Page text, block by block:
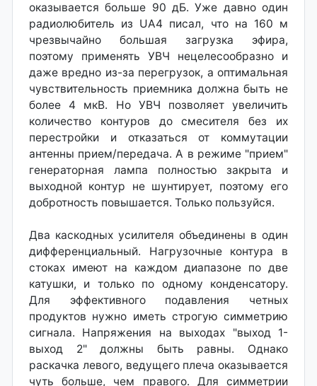
оказывается больше 90 дБ. Уже давно один
радиолюбитель из UA4 писал, что на 160 м
чрезвычайно большая загрузка эфира,
поэтому применять УВЧ нецелесообразно и
даже вредно из-за перегрузок, а оптимальная
чувствительность приемника должна быть не
более 4 мкВ. Но УВЧ позволяет увеличить
количество контуров до смесителя без их
перестройки и отказаться от коммутации
антенны прием/передача. А в ре­жиме "прием"
генераторная лампа полностью закрыта и
выходной контур не шунтирует, поэтому его
добротность повышается. Только пользуйся.
Два каскодных усилителя объединены в один
дифференциальный. Нагрузочные контура в
стоках имеют на каждом диапазоне по две
катушки, и только по одному конденсатору.
Для эффективного подавления четных
продуктов нужно иметь строгую симметрию
сигнала. Напряжения на выходах "выход 1-
выход 2" должны быть равны. Однако
раскачка левого, ведущего плеча оказывается
чуть больше, чем правого. Для симметрии